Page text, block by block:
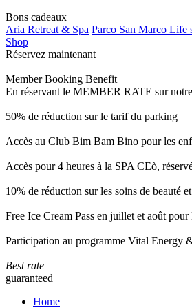
Bons cadeaux
Aria Retreat & Spa Parco San Marco Life
Shop
Réservez maintenant
Member Booking Benefit
En réservant le MEMBER RATE sur
50% de réduction sur le tarif du parking
Accès au Club Bim Bam Bino pour les
Accès pour 4 heures à la SPA CEò,
10% de réduction sur les soins de beauté
Free Ice Cream Pass en juillet et août pour
Participation au programme Vital Energy
Best rate
guaranteed
Home